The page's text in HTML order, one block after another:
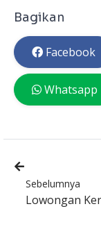
Bagikan
Facebook
Whatsapp
Sebelumnya
Lowongan